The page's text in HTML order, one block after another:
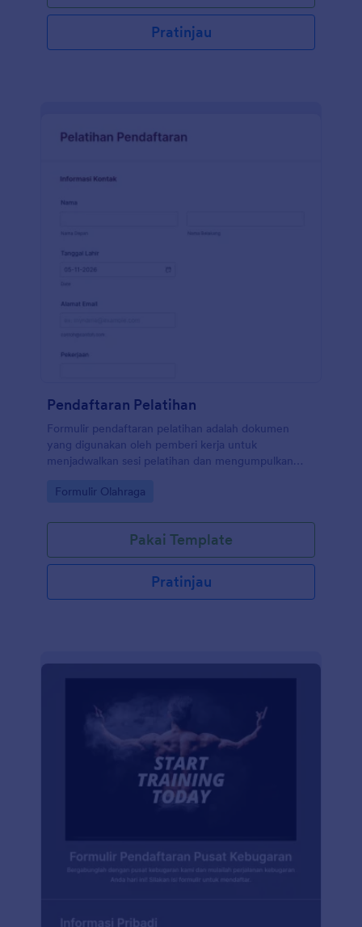
keluar negeri. Formulir sederhana ini memungkinkan
Anda mengambil pencegahan Covid-19 di organisasi
Anda. Gunakan formulir Daftar Periksa Gejala Covid-
mengirim tanggapan formulir ke akun Anda yang lain
lain.
Pratinjau
Pendaftaran Pelatihan
Formulir pendaftaran pelatihan adalah dokumen
yang digunakan oleh pemberi kerja untuk
menjadwalkan sesi pelatihan dan mengumpulkan
pengkodean untuk menyesuaikan formulir gratis ini.
Go to Category:
Formulir Olahraga
Pakai Template
Pratinjau